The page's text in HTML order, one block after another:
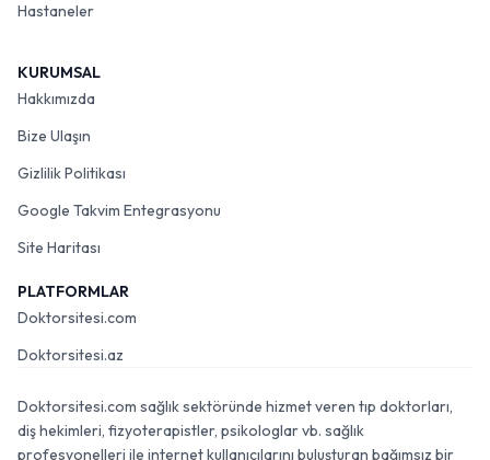
Hastaneler
KURUMSAL
Hakkımızda
Bize Ulaşın
Gizlilik Politikası
Google Takvim Entegrasyonu
Site Haritası
PLATFORMLAR
Doktorsitesi.com
Doktorsitesi.az
Doktorsitesi.com sağlık sektöründe hizmet veren tıp doktorları,
diş hekimleri, fizyoterapistler, psikologlar vb. sağlık
profesyonelleri ile internet kullanıcılarını buluşturan bağımsız bir